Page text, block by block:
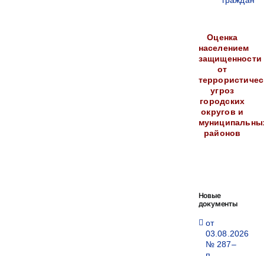
Оценка
населением
защищенности
от
угроз
городских
округов и
районов
Новые
документы
от
03.08.2026
№ 287–